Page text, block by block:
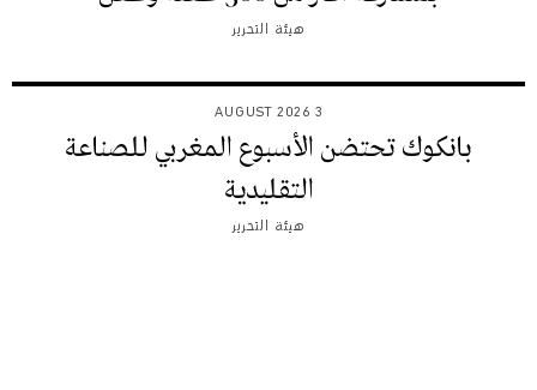
هيئة التحرير
3 AUGUST 2026
بانكوك تحتضن الأسبوع المغربي للصناعة
التقليدية
هيئة التحرير